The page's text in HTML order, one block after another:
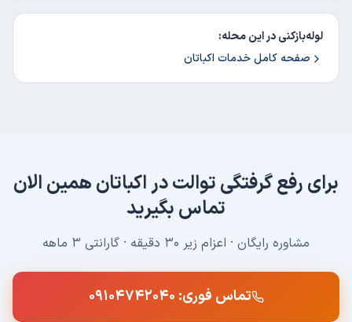
لوله‌بازکنی در این محله:
صفحه کامل خدمات اکباتان
برایرفع گرفتگی توالتدراکباتانهمین الان
تماس بگیرید
مشاوره رایگان · اعزام زیر ۳۰ دقیقه · گارانتی ۳ ماهه
تماس فوری: ۰۹۱۰۴۷۴۲۰۴۰